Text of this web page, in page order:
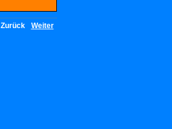
Zurück Weiter